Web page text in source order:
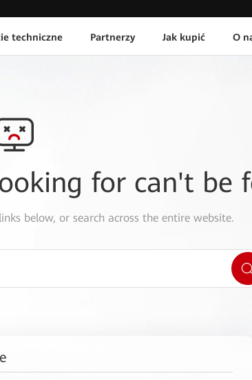
techniczne Partnerzy Jak kupić O
for can't be
below, or search across the entire website.